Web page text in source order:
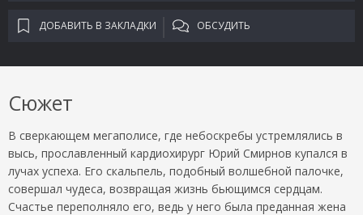
ДОБАВИТЬ В ЗАКЛАДКИ ОБСУДИТЬ
Сюжет
В сверкающем мегаполисе, где небоскребы устремлялись в
высь, прославленный кардиохирург Юрий Смирнов купался в
лучах успеха. Его скальпель, подобный волшебной палочке,
совершал чудеса, возвращая жизнь бьющимся сердцам.
Счастье переполняло его, ведь у него была преданная жена